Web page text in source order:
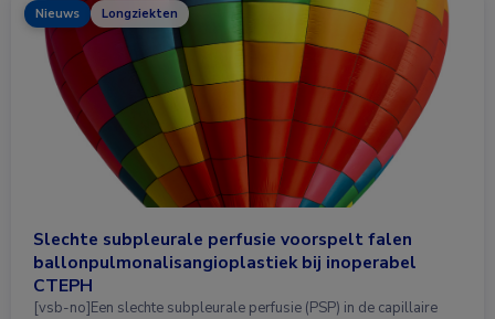
Nieuws Longziekten
Slechte subpleurale perfusie voorspelt falen
ballonpulmonalisangioplastiek bij inoperabel
CTEPH
[vsb-no]Een slechte subpleurale perfusie (PSP) in de capillaire